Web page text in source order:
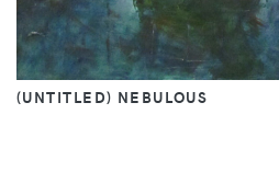
(UNTITLED) NEBULOUS